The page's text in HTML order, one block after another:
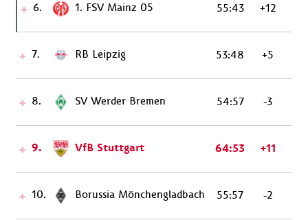
6. 1. FSV Mainz 05 55:43 +12
7. RB Leipzig 53:48 +5
8. SV Werder Bremen 54:57 -3
9. VfB Stuttgart 64:53 +11
10. Borussia Mönchengladbach 55:57 -2 45